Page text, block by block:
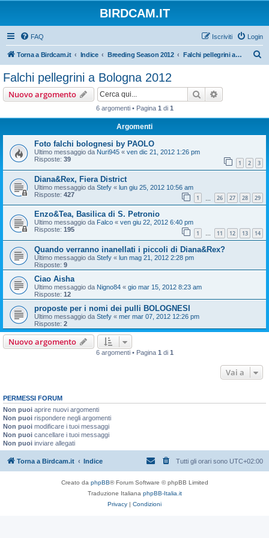
BIRDCAM.IT
FAQ Login
Iscriviti
Torna a Birdcam.it Indice Breeding Season 2012 Falchi pellegrini a Bologna 2012
Falchi pellegrini a Bologna 2012
Nuovo argomento Cerca
6 argomenti • Pagina 1 di 1
Argomenti
Foto falchi bolognesi by PAOLO
Ultimo messaggio da Nuri945 « ven dic 21, 2012 1:26 pm
Risposte: 39 1 2 3
Diana&Rex, Fiera District
Ultimo messaggio da Stefy « lun giu 25, 2012 10:56 am
Risposte: 427 1 26 27 28 29
Enzo&Tea, Basilica di S. Petronio
Ultimo messaggio da Falco « ven giu 22, 2012 6:40 pm
Risposte: 195 1 … 11 12 13 14
Quando verranno inanellati i piccoli di Diana&Rex?
Ultimo messaggio da Stefy « lun mag 21, 2012 2:28 pm
Risposte: 9
Ciao Aisha
Ultimo messaggio da Nigno84 « gio mar 15, 2012 8:23 am
Risposte: 12
proposte per i nomi dei pulli BOLOGNESI
Ultimo messaggio da Stefy « mer mar 07, 2012 12:26 pm
Risposte: 2
Nuovo argomento
6 argomenti • Pagina 1 di 1
Vai a
PERMESSI FORUM
Non puoi aprire nuovi argomenti
Non puoi rispondere negli argomenti
Non puoi modificare i tuoi messaggi
Non puoi cancellare i tuoi messaggi
Non puoi inviare allegati
Torna a Birdcam.it Indice Tutti gli orari sono UTC+02:00
Creato da phpBB® Forum Software © phpBB Limited
Traduzione Italiana phpBB-Italia.it
Privacy
Condizioni